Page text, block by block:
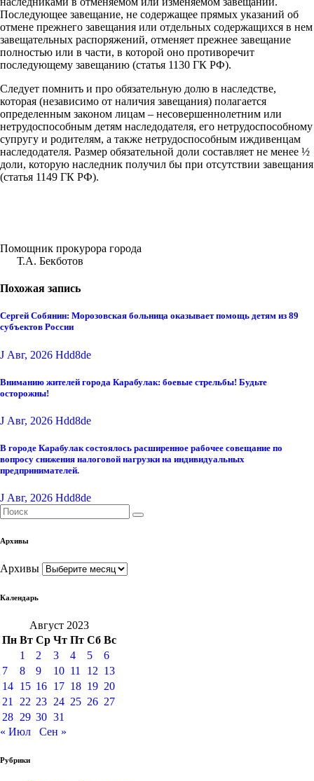
Последующее завещание, не содержащее прямых указаний об
отмене прежнего завещания или отдельных содержащихся в нем
завещательных распоряжений, отменяет прежнее завещание
полностью или в части, в которой оно противоречит
последующему завещанию (статья 1130 ГК РФ).
Следует помнить и про обязательную долю в наследстве,
которая (независимо от наличия завещания) полагается
определенным законом лицам – несовершеннолетним или
нетрудоспособным детям наследодателя, его нетрудоспособному
супругу и родителям, а также нетрудоспособным иждивенцам
наследодателя. Размер обязательной доли составляет не менее ½
доли, которую наследник получил бы при отсутствии завещания
(статья 1149 ГК РФ).
Помощник прокурора города
Т.А. Бекботов
Похожая запись
Сергей Собянин: Морозовская больница оказывает помощь детям из 89
субъектов России
J Авг, 2026 Hdd8de
Вниманию жителей города Карабулак: боевые стрельбы! Будьте
осторожны!
J Авг, 2026 Hdd8de
В городе Карабулак состоялось расширенное рабочее совещание по
вопросу снижения налоговой нагрузки на индивидуальных
предпринимателей.
J Авг, 2026 Hdd8de
Архивы
Архивы
Календарь
Август 2023
Пн Вт Ср Чт Пт Сб Вс
1
2 3 4 5
6
7
8 9 10 11 12 13
14 15 16 17 18 19 20
21
22 23 24 25 26 27
28 29 30 31
« Июл
Сен »
Рубрики